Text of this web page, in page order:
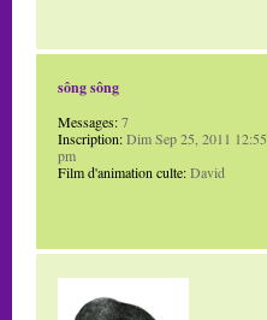
sông sông
Messages:7
Inscription:Dim Sep 25, 2011 12:55
pm
Film d'animation culte:David